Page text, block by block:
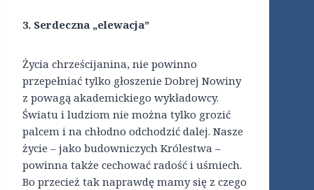
3. Serdeczna „elewacja”
Życia chrześcijanina, nie powinno
przepełniać tylko głoszenie Dobrej Nowiny
z powagą akademickiego wykładowcy.
Światu i ludziom nie można tylko grozić
palcem i na chłodno odchodzić dalej. Nasze
życie – jako budowniczych Królestwa –
powinna także cechować radość i uśmiech.
Bo przecież tak naprawdę mamy się z czego